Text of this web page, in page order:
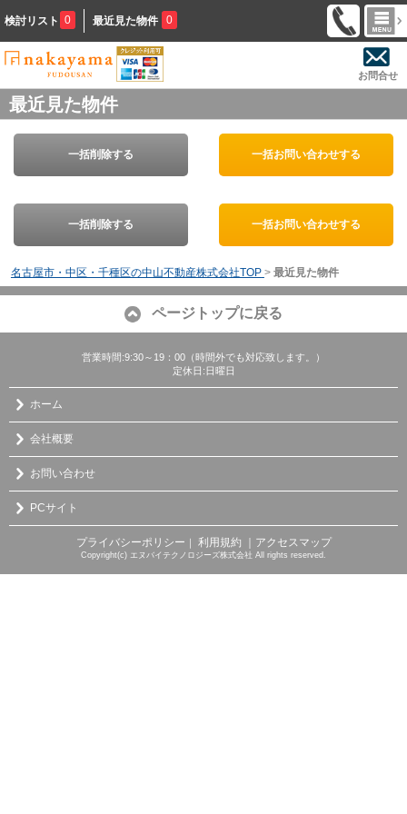
検討リスト 0 最近見た物件 0
お問合せ
最近見た物件
一括削除する 一括お問い合わせする
一括削除する 一括お問い合わせする
名古屋市・中区・千種区の中山不動産株式会社TOP > 最近見た物件
ページトップに戻る
営業時間:9:30～19：00（時間外でも対応致します。）
定休日:日曜日
ホーム
会社概要
お問い合わせ
PCサイト
プライバシーポリシー ｜ 利用規約 ｜アクセスマップ
Copyright(c) エヌバイテクノロジーズ株式会社 All rights reserved.